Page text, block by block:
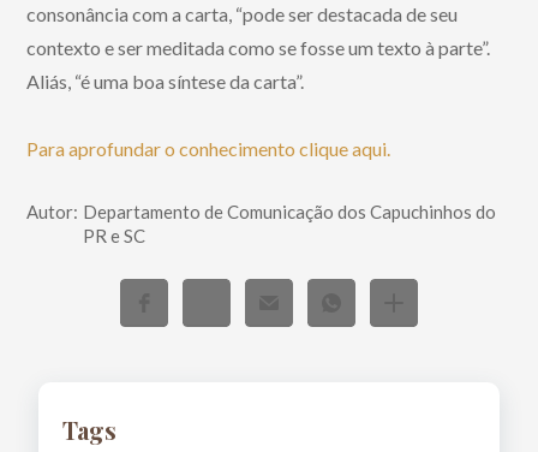
consonância com a carta, “pode ser destacada de seu
contexto e ser meditada como se fosse um texto à parte”.
Aliás, “é uma boa síntese da carta”.
Para aprofundar o conhecimento clique aqui.
Autor: Departamento de Comunicação dos Capuchinhos do
PR e SC
Tags